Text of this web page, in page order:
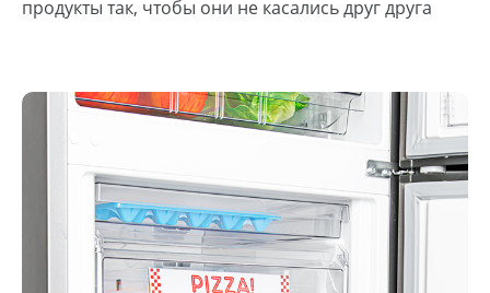
продукты так, чтобы они не касались друг друга